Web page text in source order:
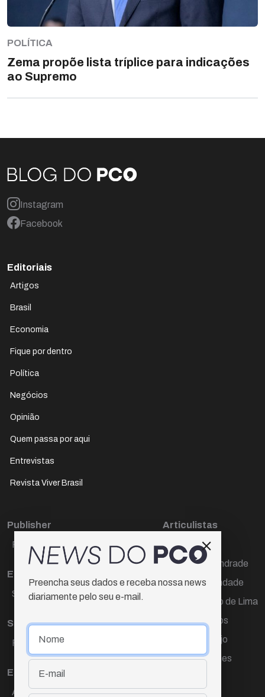
POLÍTICA
Zema propõe lista tríplice para indicações
ao Supremo
Instagram
Facebook
Editoriais
Artigos
Brasil
Economia
Fique por dentro
Política
Negócios
Opinião
Quem passa por aqui
Entrevistas
Revista Viver Brasil
Publisher
Paulo Cesar de Oliveira
Editora Chefe
Sueli Cotta
Sub-editora
Raquel Ayres
Equipe
Ana Lúcia Cortez
Articulistas
Décio Freire
Dr Marcos Andrade
Hamilton Trindade
Igor Carvalho de Lima
Mario Campos
Renata Araújo
Wagner Gomes
Preencha seus dados e receba nossa news
diariamente pelo seu e-mail.